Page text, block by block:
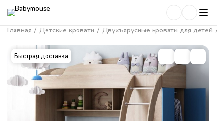
Главная / Детские кровати / Двухъярусные кровати для детей /
Быстрая доставка